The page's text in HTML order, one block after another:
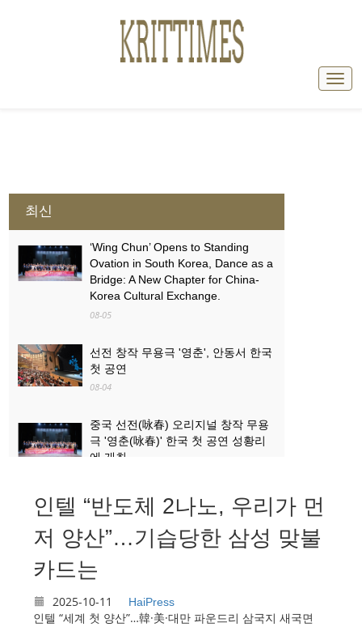
최신
‘Wing Chun’ Opens to Standing
Ovation in South Korea, Dance as a
Bridge: A New Chapter for China-
Korea Cultural Exchange.
08-05
선전 창작 무용극 '영춘', 안동서 한국
첫 공연
08-04
중국 선전(咏春) 오리지널 창작 무용
극 '영춘(咏春)' 한국 첫 공연 성황리
에 개최
산업과 문화관광의 ‘상생·융합’...로켓
발사 관람, 산둥 하이양 대표 문화관
광 콘텐츠로 부상
08-03
인텔 “반도체 2나노, 우리가 먼
저 양산”…기습당한 삼성 맞불
카드는
2025-10-11 HaiPress
인텔 “세계 첫 양산”…韓·美·대만 파운드리 삼국지 새국면